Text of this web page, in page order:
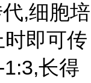
,细胞培
即可传
长得